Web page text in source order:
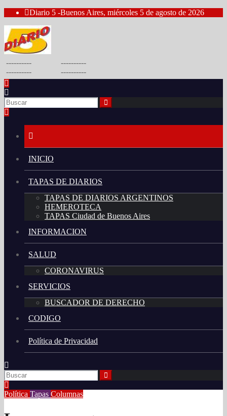
Saltar
contenido
Diario 5 -Buenos Aires, miércoles 5 de agosto de 2026
----------
----------
----------
----------
INICIO
TAPAS DE DIARIOS
TAPAS DE DIARIOS ARGENTINOS
HEMEROTECA
TAPAS Ciudad de Buenos Aires
INFORMACION
SALUD
CORONAVIRUS
SERVICIOS
BUSCADOR DE DERECHO
CODIGO
Política de Privacidad
Política Tapas Columnas